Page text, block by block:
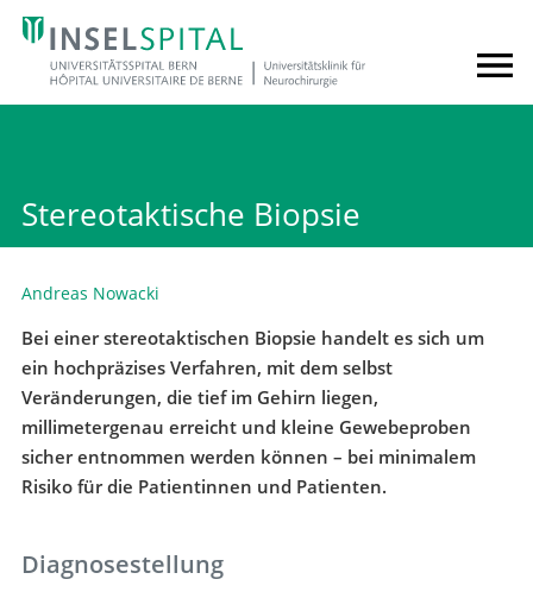
Stereotaktische Biopsie
Andreas Nowacki
Bei einer stereotaktischen Biopsie handelt es sich um
ein hochpräzises Verfahren, mit dem selbst
Veränderungen, die tief im Gehirn liegen,
millimetergenau erreicht und kleine Gewebeproben
sicher entnommen werden können – bei minimalem
Risiko für die Patientinnen und Patienten.
Diagnosestellung